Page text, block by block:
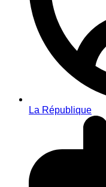
La République